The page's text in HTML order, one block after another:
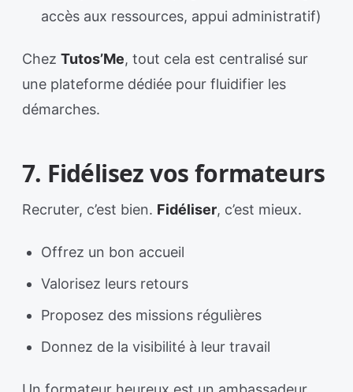
accès aux ressources, appui administratif)
Chez Tutos’Me, tout cela est centralisé sur
une plateforme dédiée pour fluidifier les
démarches.
7. Fidélisez vos formateurs
Recruter, c’est bien. Fidéliser, c’est mieux.
Offrez un bon accueil
Valorisez leurs retours
Proposez des missions régulières
Donnez de la visibilité à leur travail